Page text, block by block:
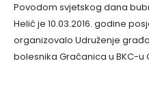
Povodom svjetskog dana
Helić je 10.03.2016. godine
organizovalo Udruženje
bolesnika Gračanica u BKC-u